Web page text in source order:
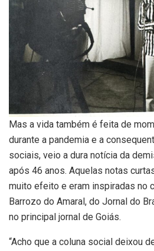
Mas a vida também é feita de
durante a pandemia e a
sociais, veio a dura notícia da
após 46 anos. Aquelas notas
muito efeito e eram inspiradas no
Barrozo do Amaral, do Jornal do
no principal jornal de Goiás.
“Acho que a coluna social deixou